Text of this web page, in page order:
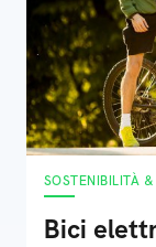
SOSTENIBILITÀ
Bici